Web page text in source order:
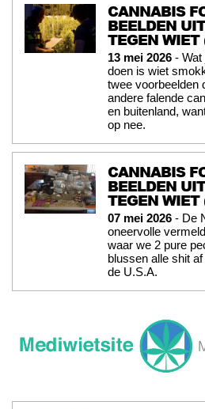
CANNABIS
BEELDEN
TEGEN WIET
13 mei 2026 -
doen is wiet
twee voorbeelden
andere falende
en buitenland,
op nee.
CANNABIS
BEELDEN
TEGEN WIET
07 mei 2026 - De
oneervolle
waar we 2 pure
blussen alle shit
de U.S.A.